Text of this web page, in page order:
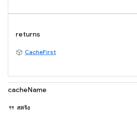
returns
CacheFirst
cacheName
สตริง